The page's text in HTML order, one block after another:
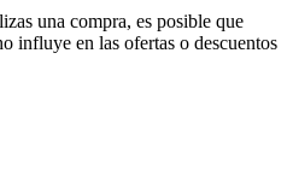
una compra, es posible que
influye en las ofertas o descuentos